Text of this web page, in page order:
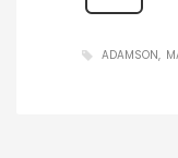
ADAMSON